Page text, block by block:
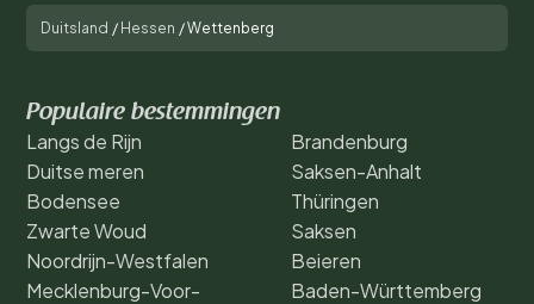
Duitsland / Hessen /Wettenberg
Populaire bestemmingen
Langs de Rijn
Duitse meren
Bodensee
Zwarte Woud
Noordrijn-Westfalen
Mecklenburg-Voor-
Brandenburg
Saksen-Anhalt
Thüringen
Saksen
Beieren
Baden-Württemberg